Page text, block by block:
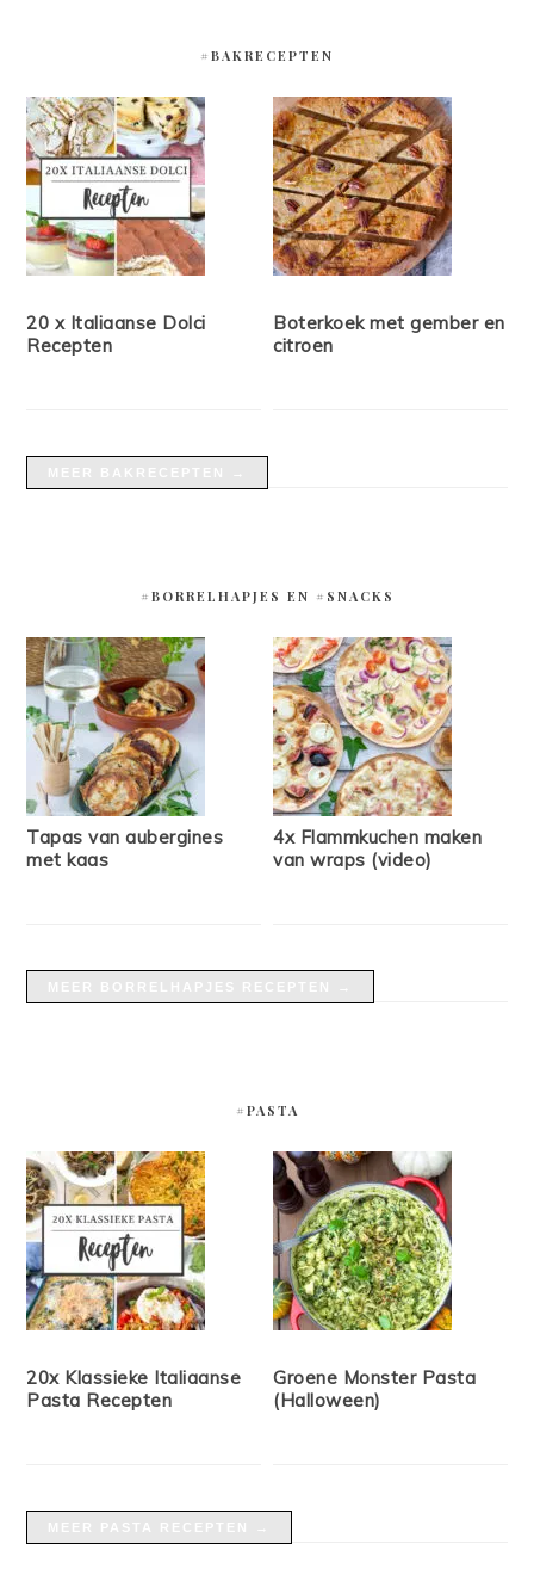
#BAKRECEPTEN
20 x Italiaanse Dolci
Recepten
Boterkoek met gember en
citroen
#BORRELHAPJES EN #SNACKS
Tapas van aubergines
met kaas
4x Flammkuchen maken
van wraps (video)
#PASTA
20x Klassieke Italiaanse
Pasta Recepten
Groene Monster Pasta
(Halloween)